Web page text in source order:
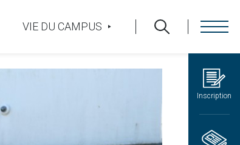
Inscription
VIE DU CAMPUS